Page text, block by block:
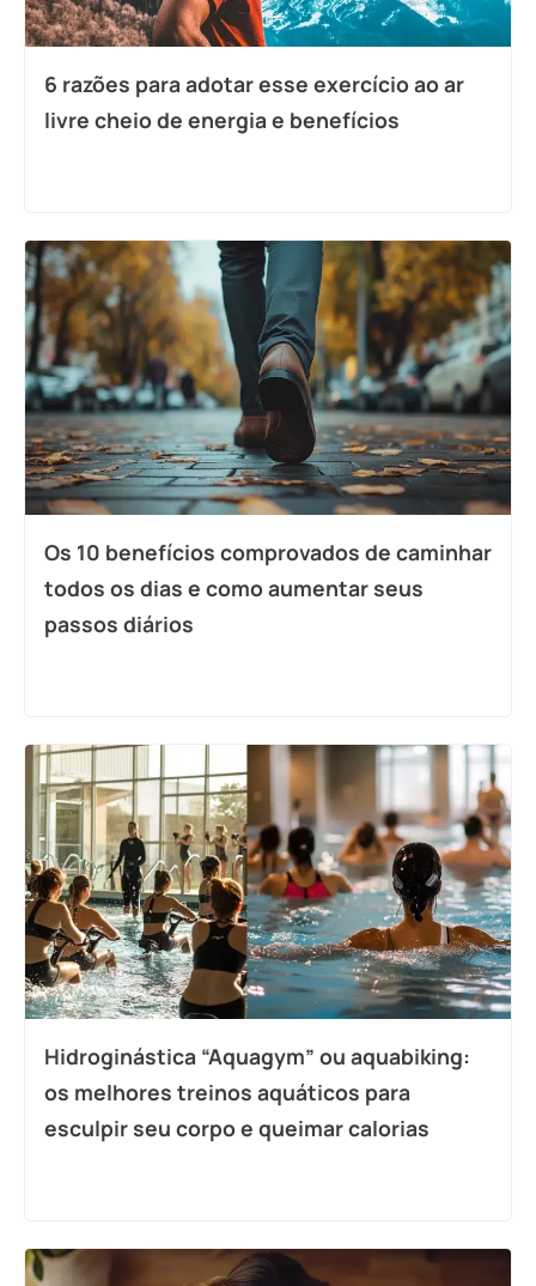
6 razões para adotar esse exercício ao ar
livre cheio de energia e benefícios
Os 10 benefícios comprovados de caminhar
todos os dias e como aumentar seus
passos diários
Hidroginástica “Aquagym” ou aquabiking:
os melhores treinos aquáticos para
esculpir seu corpo e queimar calorias